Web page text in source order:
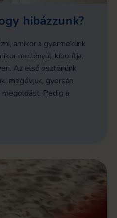
hibázzunk?
amikor a gyermekünk
mellényúl, kiborítja,
Az első ösztönünk
megóvjuk, gyorsan
megoldást. Pedig a